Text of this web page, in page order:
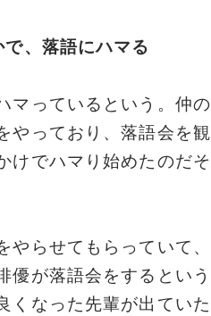
、落語にハマる
マっているという。仲の
やっており、落語会を観
けでハマり始めたのだそ
やらせてもらっていて、
優が落語会をするという
くなった先輩が出ていた